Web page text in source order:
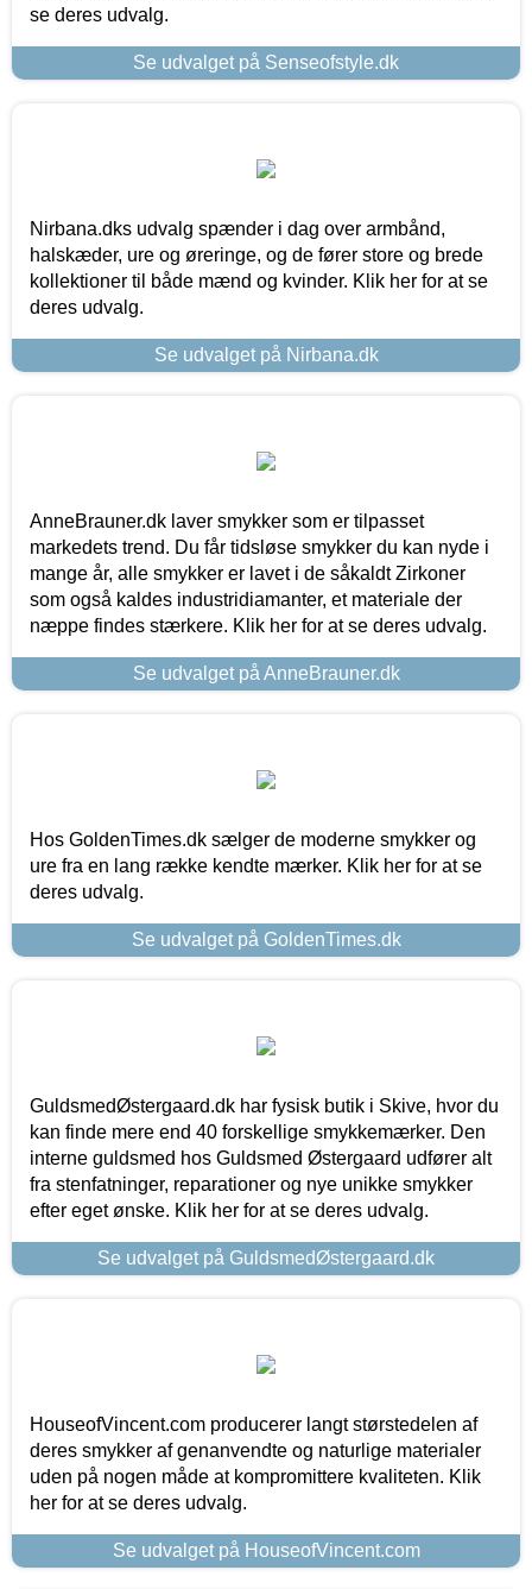
se deres udvalg.
Se udvalget på Senseofstyle.dk
Nirbana.dks udvalg spænder i dag over armbånd,
halskæder, ure og øreringe, og de fører store og brede
kollektioner til både mænd og kvinder. Klik her for at se
deres udvalg.
Se udvalget på Nirbana.dk
AnneBrauner.dk laver smykker som er tilpasset
markedets trend. Du får tidsløse smykker du kan nyde i
mange år, alle smykker er lavet i de såkaldt Zirkoner
som også kaldes industridiamanter, et materiale der
næppe findes stærkere. Klik her for at se deres udvalg.
Se udvalget på AnneBrauner.dk
Hos GoldenTimes.dk sælger de moderne smykker og
ure fra en lang række kendte mærker. Klik her for at se
deres udvalg.
Se udvalget på GoldenTimes.dk
GuldsmedØstergaard.dk har fysisk butik i Skive, hvor du
kan finde mere end 40 forskellige smykkemærker. Den
interne guldsmed hos Guldsmed Østergaard udfører alt
fra stenfatninger, reparationer og nye unikke smykker
efter eget ønske. Klik her for at se deres udvalg.
Se udvalget på GuldsmedØstergaard.dk
HouseofVincent.com producerer langt størstedelen af
deres smykker af genanvendte og naturlige materialer
uden på nogen måde at kompromittere kvaliteten. Klik
her for at se deres udvalg.
Se udvalget på HouseofVincent.com